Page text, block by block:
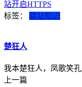
站开启HTTPS
标签： 建站知识
楚狂人
我本楚狂人，凤歌笑孔
上一篇